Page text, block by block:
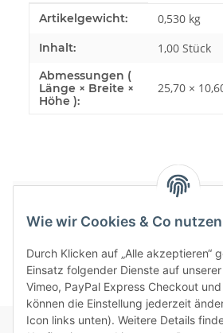
Wie wir Cookies & Co nutzen
Durch Klicken auf „Alle akzeptieren“
Einsatz folgender Dienste auf
Vimeo, PayPal Express Checkout
können die Einstellung jederzeit
Icon links unten). Weitere Details
Produkteigenschaft
Wert
Artikelgewicht: 0,530 kg
Inhalt: 1,00 Stück
Abmessungen (
Länge × Breite ×
Höhe ):
25,70 ×